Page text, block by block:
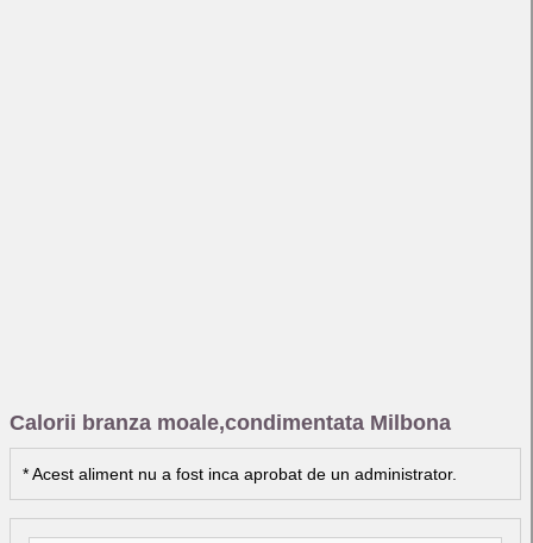
Calorii branza moale,condimentata Milbona
* Acest aliment nu a fost inca aprobat de un administrator.